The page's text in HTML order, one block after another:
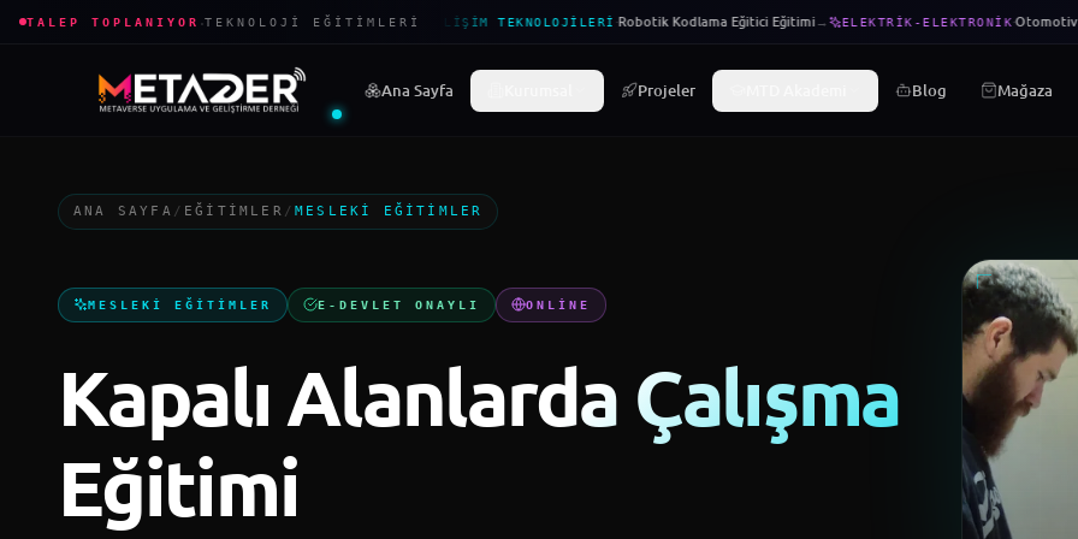
TALEP TOPLANIYOR ·TEKNOLOJI EĞITIMLERIBILIŞIM TEKNOLOJILERI·Robotik Kodlama Eğitici Eğitimi→ ELEKTRIK-ELEKTRONIK Otomotiv
Ana Sayfa Projeler Blog Mağaza
ANA SAYFA / EĞITIMLER /MESLEKI EĞITIMLER
MESLEKI EĞITIMLER E-DEVLET ONAYLI ONLINE
Kapalı Alanlarda Çalışma
Eğitimi